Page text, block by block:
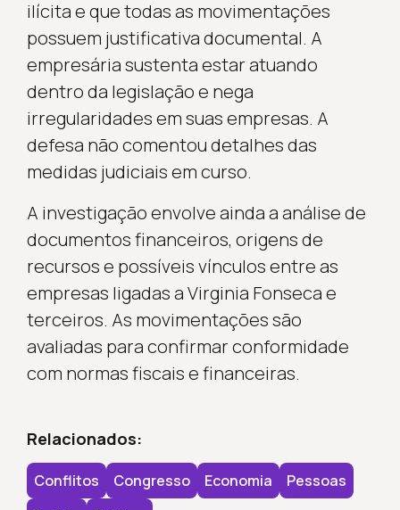
ilícita e que todas as movimentações
possuem justificativa documental. A
empresária sustenta estar atuando
dentro da legislação e nega
irregularidades em suas empresas. A
defesa não comentou detalhes das
medidas judiciais em curso.
A investigação envolve ainda a análise de
documentos financeiros, origens de
recursos e possíveis vínculos entre as
empresas ligadas a Virginia Fonseca e
terceiros. As movimentações são
avaliadas para confirmar conformidade
com normas fiscais e financeiras.
Relacionados:
Conflitos Congresso Economia
Pessoas